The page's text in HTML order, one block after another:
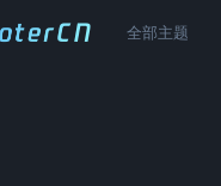
全部主题